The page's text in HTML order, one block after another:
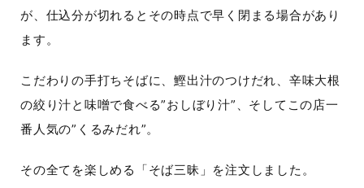
が、仕込分が切れるとその時点で早く閉まる場合があり
ます。
こだわりの手打ちそばに、鰹出汁のつけだれ、辛味大根
の絞り汁と味噌で食べる”おしぼり汁”、そしてこの店一
番人気の”くるみだれ”。
その全てを楽しめる「そば三昧」を注文しました。